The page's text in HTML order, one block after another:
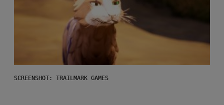
SCREENSHOT: TRAILMARK GAMES